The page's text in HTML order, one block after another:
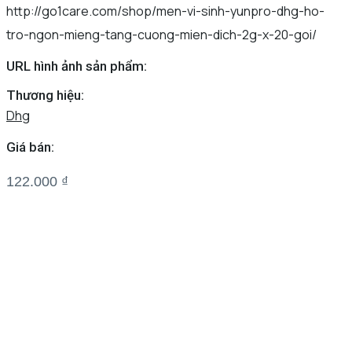
http://go1care.com/shop/men-vi-sinh-yunpro-dhg-ho-
tro-ngon-mieng-tang-cuong-mien-dich-2g-x-20-goi/
URL hình ảnh sản phẩm:
Thương hiệu:
Dhg
Giá bán:
122.000 ₫